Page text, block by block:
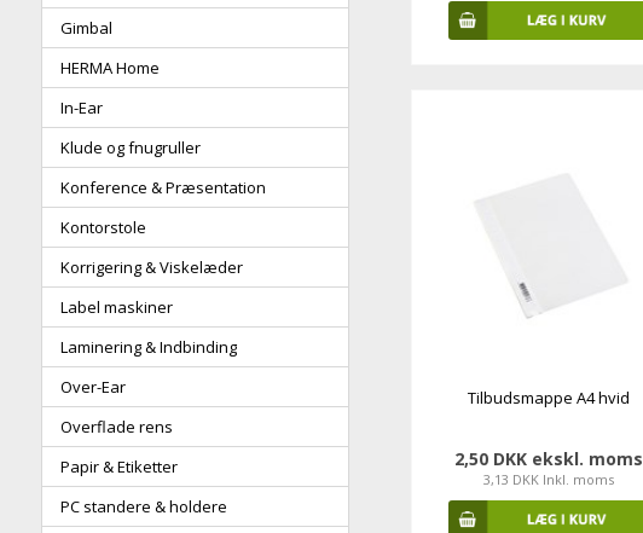
Gimbal
HERMA Home
In-Ear
Klude og fnugruller
Konference & Præsentation
Kontorstole
Korrigering & Viskelæder
Label maskiner
Laminering & Indbinding
Over-Ear
Overflade rens
Papir & Etiketter
PC standere & holdere
Tilbudsmappe A4 hvid
2,50 DKK ekskl. moms
3,13 DKK Inkl. moms